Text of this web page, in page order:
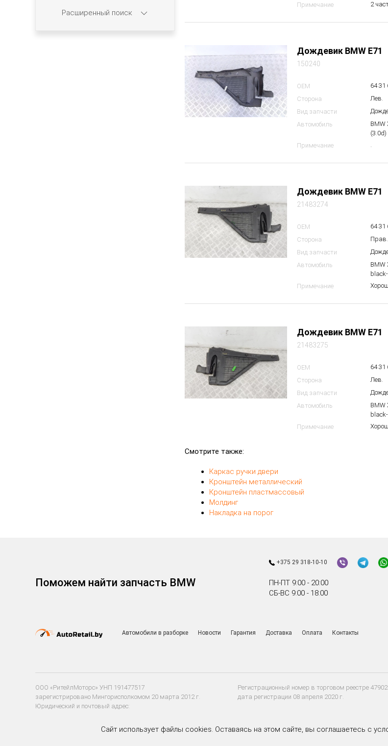
Примечание
2
Дождевик BMW E71
150240
OEM
64 31
Сторона
Лев.
Вид запчасти
Автомобиль
BMW
(3.0d)
Примечание
.
Дождевик BMW E71
21483274
OEM
64 31
Сторона
Прав.
Вид запчасти
Автомобиль
BMW
Примечание
Дождевик BMW E71
21483275
OEM
64 31
Сторона
Лев.
Вид запчасти
Автомобиль
BMW
Примечание
Смотрите также:
Каркас ручки двери
Кронштейн металлический
Кронштейн пластмассовый
Молдинг
Накладка на порог
Расширенный поиск
Поможем найти запчасть BMW
+375 29 318-10-10
ПН-ПТ 9:00 - 20:00
СБ-ВС 9:00 - 18:00
Автомобили в разборке Новости Гарантия Доставка Оплата Контакты
ООО «РитейлМоторс» УНП 191477517
зарегистрировано Мингорисполкомом 20 марта 2012 г.
Юридический и почтовый адрес:
Регистрационный номер в торговом реестре
дата регистрации 08 апреля 2020 г.
Сайт использует файлы cookies. Оставаясь на этом сайте, вы соглашаетесь с